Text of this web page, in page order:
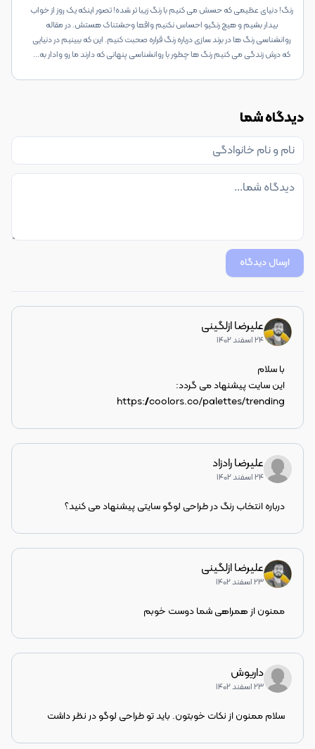
رنگ! دنیای عظیمی که حسش می کنیم با رنگ زیبا تر شده! تصور اینکه یک روز از خواب
بیدار بشیم و هیچ رنگیو احساس نکنیم واقعا وحشتناک هستش. در مقاله
روانشناسی رنگ ها در برند سازی درباره رنگ قراره صحبت کنیم. این که ببینیم در دنیایی
که درش زندگی می کنیم رنگ ها چطور با روانشناسی پنهانی که دارند ما رو وادار به...
دیدگاه شما
ارسال دیدگاه
علیرضا ازلگینی
۲۴ اسفند ۱۴۰۲
https://coolors.co/palettes/trending
علیرضا رادزاد
۲۴ اسفند ۱۴۰۲
درباره انتخاب رنگ در طراحی لوگو سایتی پیشنهاد می کنید؟
علیرضا ازلگینی
۲۳ اسفند ۱۴۰۲
ممنون از همراهی شما دوست خوبم
داریوش
۲۳ اسفند ۱۴۰۲
سلام ممنون از نکات خوبتون. باید تو طراحی لوگو در نظر داشت